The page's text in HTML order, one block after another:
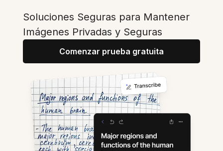
Soluciones Seguras para Mantener
Imágenes Privadas y Seguras
Comenzar prueba gratuita